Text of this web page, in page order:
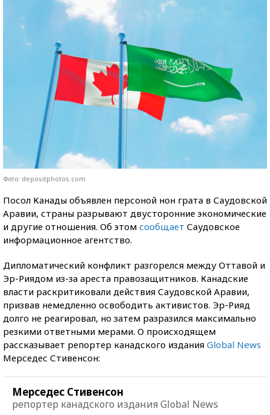
Фото: depositphotos.com
Посол Канады объявлен персоной нон грата в Саудовской
Аравии, страны разрывают двусторонние экономические
и другие отношения. Об этом сообщает Саудовское
информационное агентство.
Дипломатический конфликт разгорелся между Оттавой и
Эр-Риядом из-за ареста правозащитников. Канадские
власти раскритиковали действия Саудовской Аравии,
призвав немедленно освободить активистов. Эр-Рияд
долго не реагировал, но затем разразился максимально
резкими ответными мерами. О происходящем
рассказывает репортер канадского издания Global News
Мерседес Стивенсон:
Мерседес Стивенсон
репортер канадского издания Global News